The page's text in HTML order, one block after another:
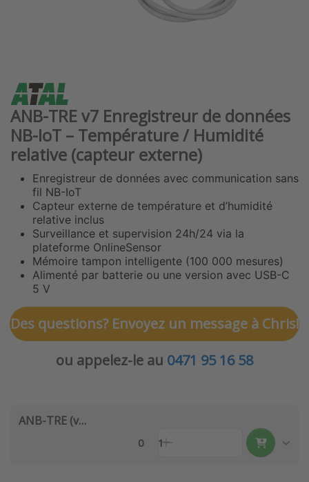
ANB-TRE v7 Enregistreur de données
NB-IoT – Température / Humidité
relative (capteur externe)
Enregistreur de données avec communication sans
fil NB-IoT
Capteur externe de température et d’humidité
relative inclus
Surveillance et supervision 24h/24 via la
plateforme OnlineSensor
Mémoire tampon intelligente (100 000 mesures)
Alimenté par batterie ou une version avec USB-C
5 V
Des questions? Envoyez un message à Chris!
ou appelez-le au 0471 95 16 58
ANB-TRE (v7)
0 1